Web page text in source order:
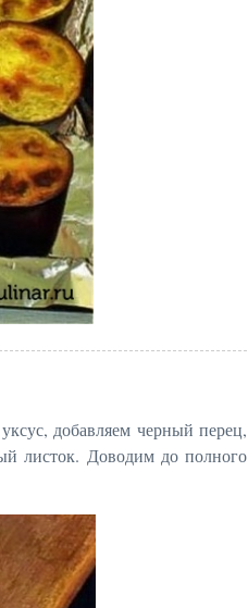
добавляем черный перец,
листок. Доводим до полного